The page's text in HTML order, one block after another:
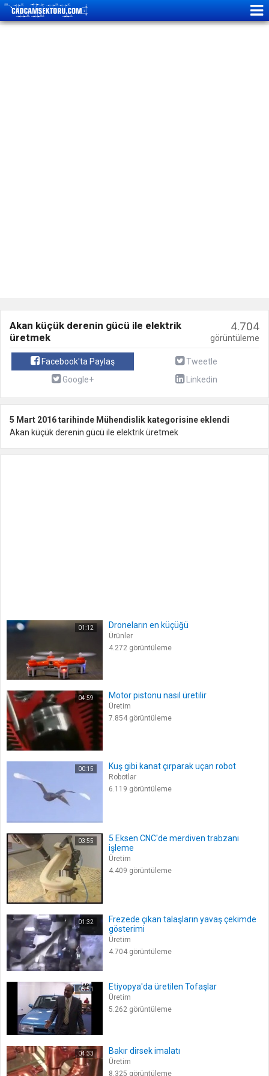
Akan küçük derenin gücü ile elektrik
üretmek
4.704
görüntüleme
Facebook'ta Paylaş
Tweetle
Google+
Linkedin
5 Mart 2016 tarihinde Mühendislik kategorisine eklendi
Akan küçük derenin gücü ile elektrik üretmek
01:12 Droneların en küçüğü
Ürünler
4.272 görüntüleme
04:59 Motor pistonu nasıl üretilir
Üretim
7.854 görüntüleme
00:15 Kuş gibi kanat çırparak uçan robot
Robotlar
6.119 görüntüleme
03:55
5 Eksen CNC'de merdiven trabzanı
işleme
Üretim
4.409 görüntüleme
01:32
Frezede çıkan talaşların yavaş çekimde
gösterimi
Üretim
4.704 görüntüleme
05:51 Etiyopya'da üretilen Tofaşlar
Üretim
5.262 görüntüleme
04:33 Bakır dirsek imalatı
Üretim
8.325 görüntüleme